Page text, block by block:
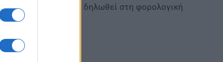
αλλά πρέπει να δηλωθεί στη φορολογική